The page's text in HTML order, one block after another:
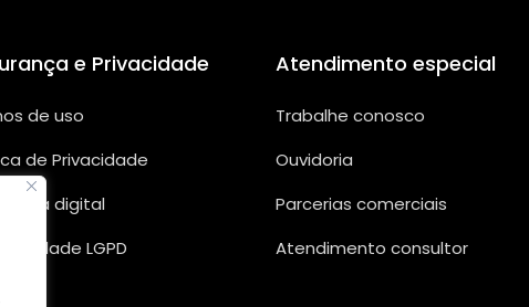
e Privacidade
de uso
de Privacidade
digital
LGPD
Atendimento especial
Trabalhe conosco
Ouvidoria
Parcerias comerciais
Atendimento consultor